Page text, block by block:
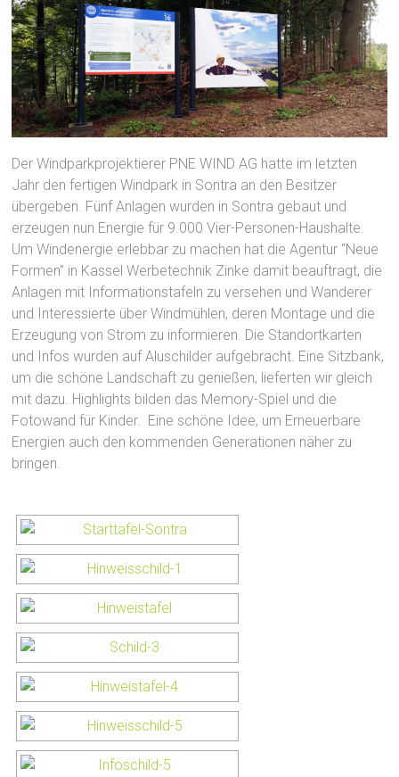
Der Windparkprojektierer PNE WIND AG hatte im letzten
Jahr den fertigen Windpark in Sontra an den Besitzer
übergeben. Fünf Anlagen wurden in Sontra gebaut und
erzeugen nun Energie für 9.000 Vier-Personen-Haushalte.
Um Windenergie erlebbar zu machen hat die Agentur “Neue
Formen” in Kassel Werbetechnik Zinke damit beauftragt, die
Anlagen mit Informationstafeln zu versehen und Wanderer
und Interessierte über Windmühlen, deren Montage und die
Erzeugung von Strom zu informieren. Die Standortkarten
und Infos wurden auf Aluschilder aufgebracht. Eine Sitzbank,
um die schöne Landschaft zu genießen, lieferten wir gleich
mit dazu. Highlights bilden das Memory-Spiel und die
Fotowand für Kinder. Eine schöne Idee, um Erneuerbare
Energien auch den kommenden Generationen näher zu
bringen.